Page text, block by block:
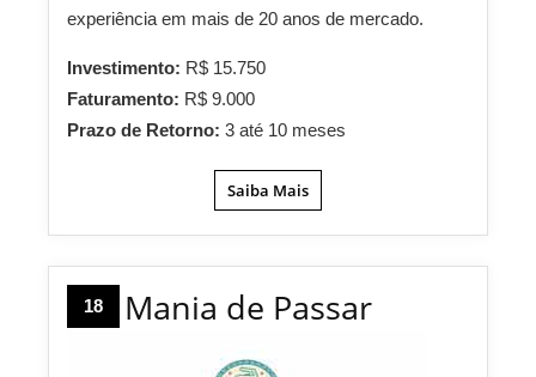
experiência em mais de 20 anos de mercado.
Investimento: R$ 15.750
Faturamento: R$ 9.000
Prazo de Retorno: 3 até 10 meses
Saiba Mais
18 Mania de Passar